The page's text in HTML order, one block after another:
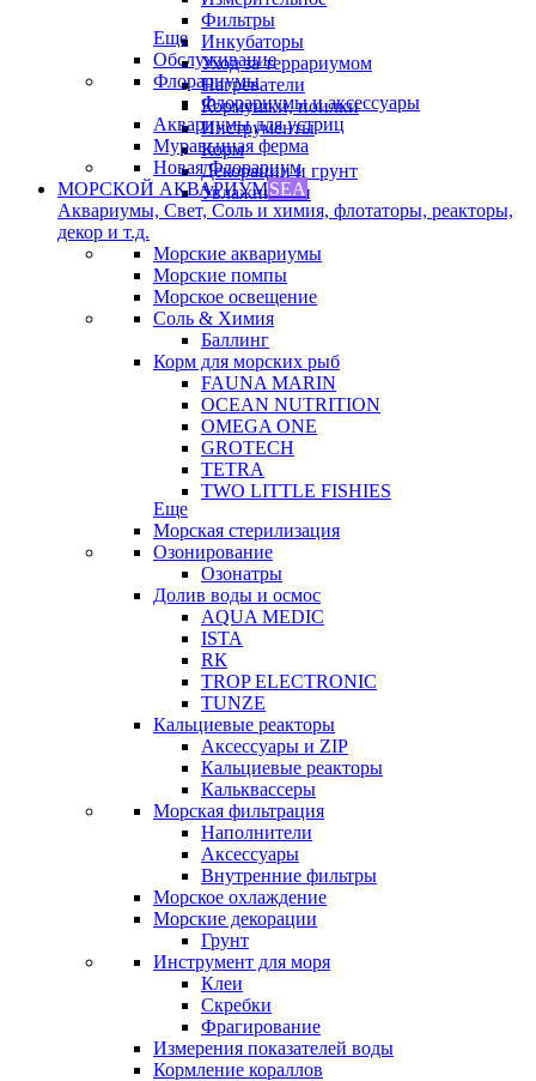
Фильтры
Инкубаторы
Уход за террариумом
Нагреватели
Кормушки, поилки
Инструменты
Корм
Декорации и грунт
Увлажнители
Еще
Обслуживание
Флорариумы
Флорариумы и аксессуары
Аквариумы для устриц
Муравьиная ферма
Новая Флорариум
МОРСКОЙ АКВАРИУМSEA
Аквариумы, Свет, Соль и химия, флотаторы, реакторы,
декор и т.д.
Морские аквариумы
Морские помпы
Морское освещение
Соль & Химия
Баллинг
Корм для морских рыб
FAUNA MARIN
OCEAN NUTRITION
OMEGA ONE
GROTECH
TETRA
TWO LITTLE FISHIES
Еще
Морская стерилизация
Озонирование
Озонатры
Долив воды и осмос
AQUA MEDIC
ISTA
RК
TROP ELECTRONIC
TUNZE
Кальциевые реакторы
Аксессуары и ZIP
Кальциевые реакторы
Кальквассеры
Морская фильтрация
Наполнители
Аксессуары
Внутренние фильтры
Морское охлаждение
Морские декорации
Грунт
Инструмент для моря
Клеи
Скребки
Фрагирование
Измерения показателей воды
Кормление кораллов